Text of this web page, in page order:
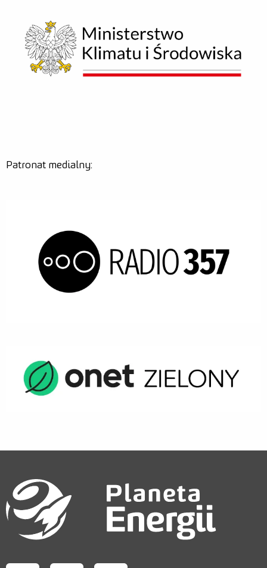
Patronat medialny:
Odwiedź nas na facebook
Odwiedź nas na instagram
Odwiedź nas na youtube